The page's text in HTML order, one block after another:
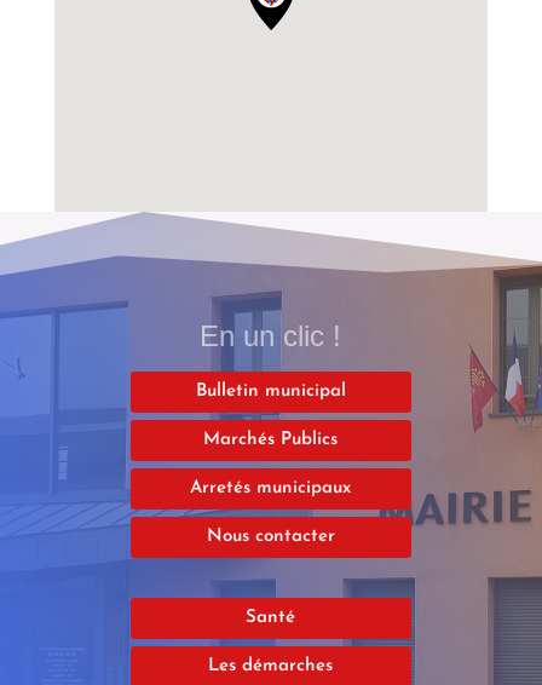
En un clic !
Bulletin municipal
Marchés Publics
Arretés municipaux
Nous contacter
Santé
Les démarches